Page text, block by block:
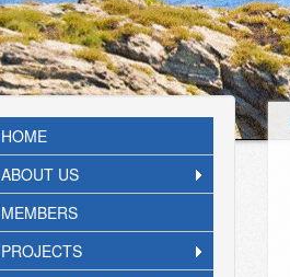
HOME
ABOUT US
MEMBERS
PROJECTS